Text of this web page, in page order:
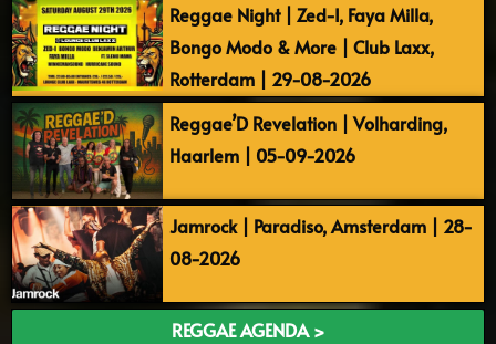
Reggae Night | Zed-I, Faya Milla,
Bongo Modo & More | Club Laxx,
Rotterdam | 29-08-2026
Reggae’D Revelation | Volharding,
Haarlem | 05-09-2026
Jamrock | Paradiso, Amsterdam | 28-
08-2026
REGGAE AGENDA >